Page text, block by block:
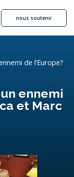
nous soutenir
de l’Europe?
ennemi
et Marc